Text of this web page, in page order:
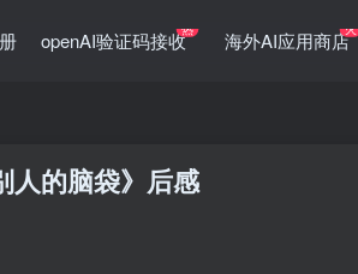
openAI验证码接收热 海外AI应用商店火
人的脑袋》后感